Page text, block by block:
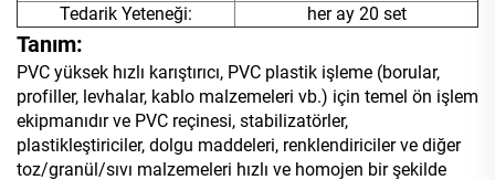
Tedarik Yeteneği:
her ay 20 set
Tanım:
PVC yüksek hızlı karıştırıcı, PVC plastik işleme (borular,
profiller, levhalar, kablo malzemeleri vb.) için temel ön işlem
ekipmanıdır ve PVC reçinesi, stabilizatörler,
plastikleştiriciler, dolgu maddeleri, renklendiriciler ve diğer
toz/granül/sıvı malzemeleri hızlı ve homojen bir şekilde